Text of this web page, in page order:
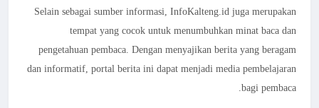
Selain sebagai sumber informasi, InfoKalteng.id juga merupakan
tempat yang cocok untuk menumbuhkan minat baca dan
pengetahuan pembaca. Dengan menyajikan berita yang beragam
dan informatif, portal berita ini dapat menjadi media pembelajaran
bagi pembaca.